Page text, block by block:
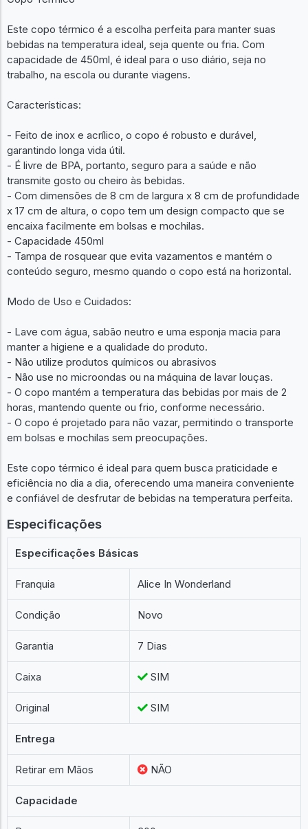
Este copo térmico é a escolha perfeita para manter suas
bebidas na temperatura ideal, seja quente ou fria. Com
capacidade de 450ml, é ideal para o uso diário, seja no
trabalho, na escola ou durante viagens.
Características:
- Feito de inox e acrílico, o copo é robusto e durável,
garantindo longa vida útil.
- É livre de BPA, portanto, seguro para a saúde e não
transmite gosto ou cheiro às bebidas.
- Com dimensões de 8 cm de largura x 8 cm de profundidade
x 17 cm de altura, o copo tem um design compacto que se
encaixa facilmente em bolsas e mochilas.
- Capacidade 450ml
- Tampa de rosquear que evita vazamentos e mantém o
conteúdo seguro, mesmo quando o copo está na horizontal.
Modo de Uso e Cuidados:
- Lave com água, sabão neutro e uma esponja macia para
manter a higiene e a qualidade do produto.
- Não utilize produtos químicos ou abrasivos
- Não use no microondas ou na máquina de lavar louças.
- O copo mantém a temperatura das bebidas por mais de 2
horas, mantendo quente ou frio, conforme necessário.
- O copo é projetado para não vazar, permitindo o transporte
em bolsas e mochilas sem preocupações.
Este copo térmico é ideal para quem busca praticidade e
eficiência no dia a dia, oferecendo uma maneira conveniente
e confiável de desfrutar de bebidas na temperatura perfeita.
Especificações
Especificações Básicas
Franquia Alice In Wonderland
Condição Novo
Garantia 7 Dias
Caixa SIM
Original SIM
Entrega
Retirar em Mãos NÃO
Capacidade